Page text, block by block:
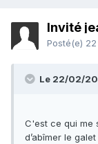
Invité
Posté(e)
Le 22/02/
C'est ce qui me
d’abîmer le